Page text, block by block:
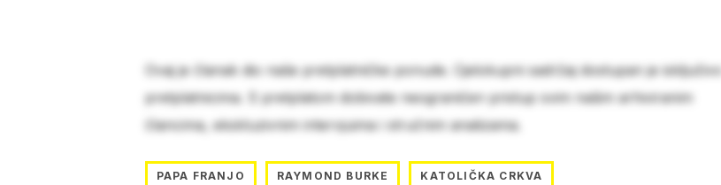
Ovaj je članak dio naše pretplatničke ponude. Cjelokupni sadržaj dostupan je isključivo
pretplatnicima. S pretplatom dobivate neograničen pristup svim našim arhiviranim
člancima, ekskluzivnim intervjuima i stručnim analizama.
PAPA FRANJO RAYMOND BURKE KATOLIČKA CRKVA